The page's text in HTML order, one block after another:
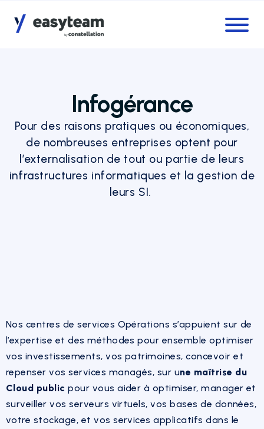
Infogérance
Pour des raisons pratiques ou économiques,
de nombreuses entreprises optent pour
l’externalisation de tout ou partie de leurs
infrastructures informatiques et la gestion de
leurs SI.
Nos centres de services Opérations s’appuient sur de
l’expertise et des méthodes pour ensemble optimiser
vos investissements, vos patrimoines, concevoir et
repenser vos services managés, sur une maîtrise du
Cloud publicpour vous aider à optimiser, manager et
surveiller vos serveurs virtuels, vos bases de données,
votre stockage, et vos services applicatifs dans le